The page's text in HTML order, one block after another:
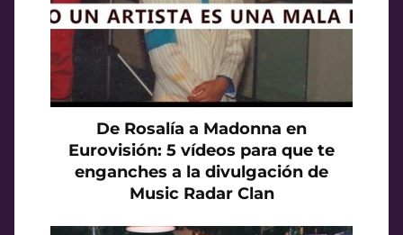
De Rosalía a Madonna en
Eurovisión: 5 vídeos para que te
enganches a la divulgación de
Music Radar Clan